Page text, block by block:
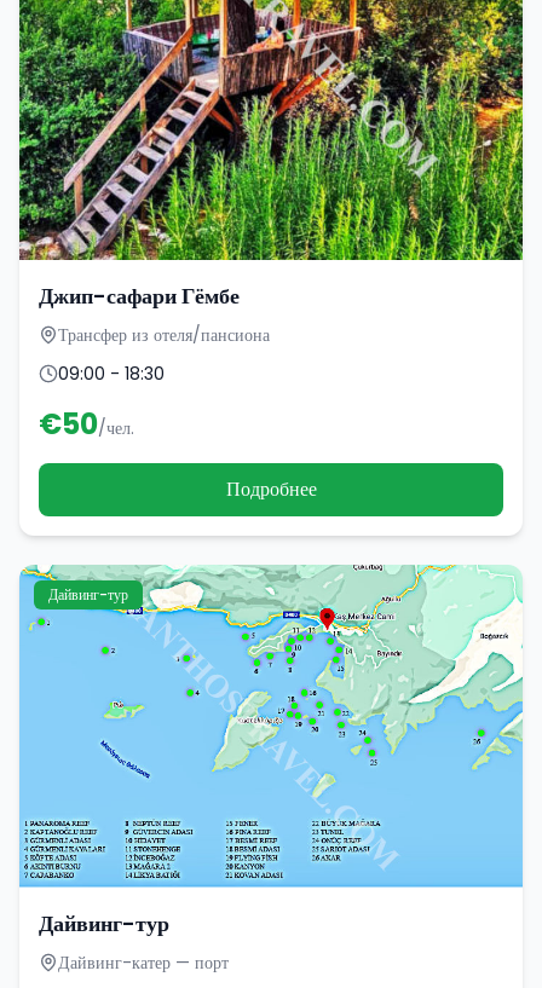
Джип-сафари Гёмбе
Трансфер из отеля/пансиона
09:00 - 18:30
€50/чел.
Подробнее
Дайвинг-тур
Дайвинг-тур
Дайвинг-катер — порт